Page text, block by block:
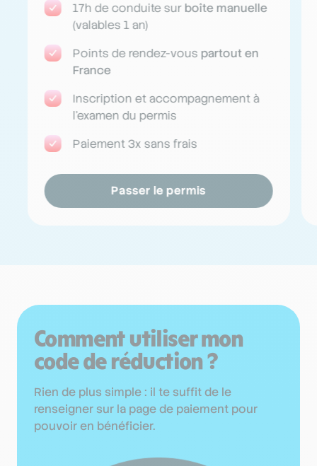
17h de conduite surboîte manuelle
(valables 1 an)
Points de rendez-vous partout en
France
Inscription et accompagnement à
l'examen du permis
Paiement 3x sans frais
Passer le permis
Comment utiliser mon
code de réduction ?
Rien de plus simple : il te suffit de le
renseigner sur la page de paiement pour
pouvoir en bénéficier.